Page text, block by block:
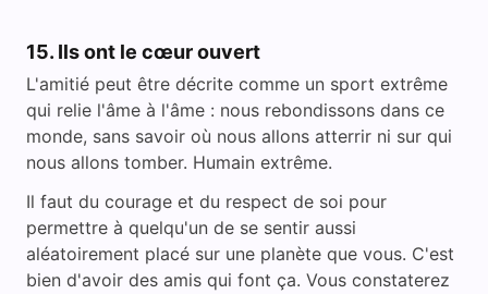
15. Ils ont le cœur ouvert
L'amitié peut être décrite comme un sport extrême
qui relie l'âme à l'âme : nous rebondissons dans ce
monde, sans savoir où nous allons atterrir ni sur qui
nous allons tomber. Humain extrême.
Il faut du courage et du respect de soi pour
permettre à quelqu'un de se sentir aussi
aléatoirement placé sur une planète que vous. C'est
bien d'avoir des amis qui font ça. Vous constaterez